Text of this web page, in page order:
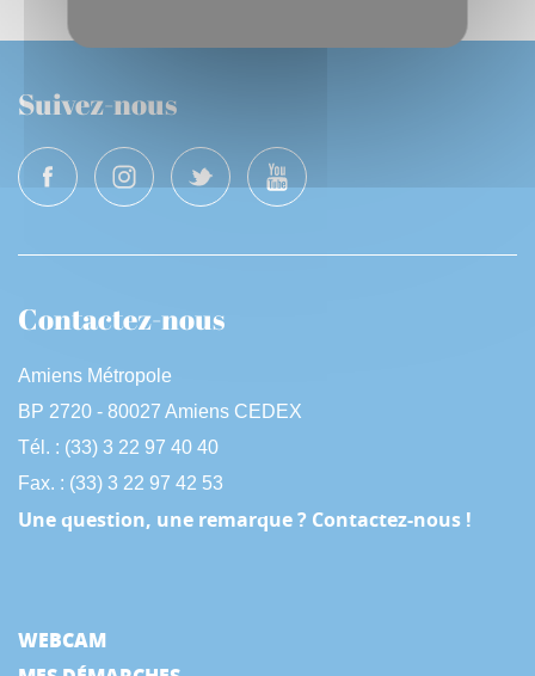
Suivez-nous
Contactez-nous
Amiens Métropole
BP 2720 - 80027 Amiens CEDEX
Tél. : (33) 3 22 97 40 40
Fax. : (33) 3 22 97 42 53
Une question, une remarque ? Contactez-nous !
WEBCAM